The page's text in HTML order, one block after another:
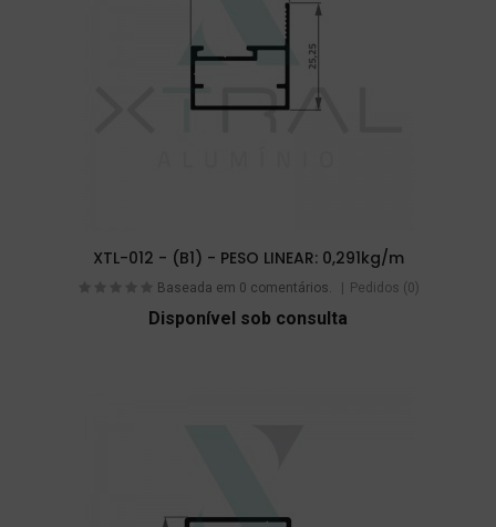
XTL-012 - (B1) - PESO LINEAR: 0,291kg/m
Baseada em 0 comentários. Pedidos (0)
Disponível sob consulta